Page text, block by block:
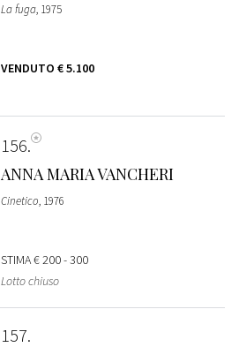
La fuga, 1975
VENDUTO € 5.100
156
ANNA MARIA VANCHERI
Cinetico, 1976
STIMA€ 200 - 300
Lotto chiuso
157